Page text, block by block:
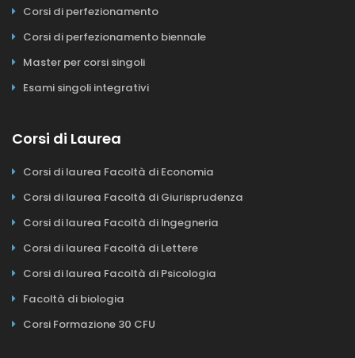
Corsi di perfezionamento
Corsi di perfezionamento biennale
Master per corsi singoli
Esami singoli integrativi
Corsi di Laurea
Corsi di laurea Facoltà di Economia
Corsi di laurea Facoltà di Giurisprudenza
Corsi di laurea Facoltà di Ingegneria
Corsi di laurea Facoltà di Lettere
Corsi di laurea Facoltà di Psicologia
Facoltà di biologia
Corsi Formazione 30 CFU